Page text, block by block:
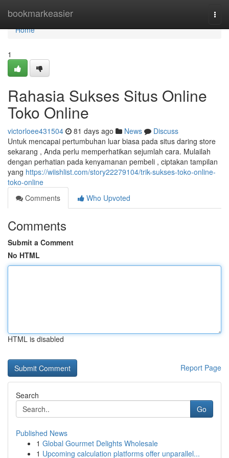
bookmarkeasier
Home
Home
1
Rahasia Sukses Situs Online
Toko Online
victorloee431504 81 days ago News
Discuss
Untuk mencapai pertumbuhan luar biasa pada situs daring store
sekarang , Anda perlu memperhatikan sejumlah cara. Mulailah
dengan perhatian pada kenyamanan pembeli , ciptakan tampilan
yang https://wiishlist.com/story22279104/trik-sukses-toko-online-
toko-online
Comments
Who Upvoted
Comments
Submit a Comment
No HTML
HTML is disabled
Report Page
Search
Go
Published News
1 Global Gourmet Delights Wholesale
1 Upcoming calculation platforms offer unparallel...